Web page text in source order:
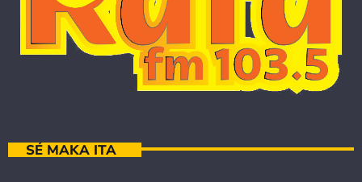
SÉ MAKA ITA